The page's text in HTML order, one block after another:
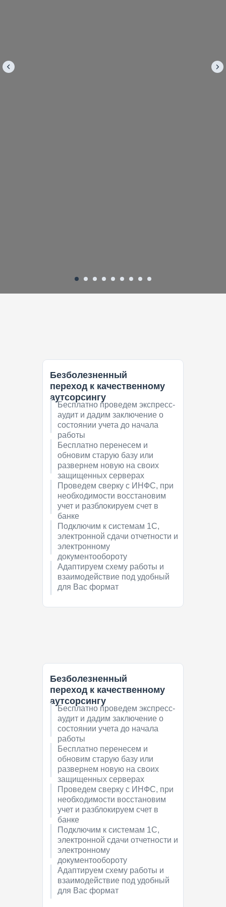
Бесплатно проведем экспресс-
аудит и дадим заключение о
состоянии учета до начала
работы
Безболезненный
переход к качественному
аутсорсингу
Бесплатно перенесем и
обновим старую базу или
развернем новую на своих
защищенных серверах
Проведем сверку с ИНФС, при
необходимости восстановим
учет и разблокируем счет в
банке
Подключим к системам 1С,
электронной сдачи отчетности и
электронному
документообороту
Адаптируем схему работы и
взаимодействие под удобный
для Вас формат
Бесплатно проведем экспресс-
аудит и дадим заключение о
состоянии учета до начала
работы
Безболезненный
переход к качественному
аутсорсингу
Бесплатно перенесем и
обновим старую базу или
развернем новую на своих
защищенных серверах
Проведем сверку с ИНФС, при
необходимости восстановим
учет и разблокируем счет в
банке
Подключим к системам 1С,
электронной сдачи отчетности и
электронному
документообороту
Адаптируем схему работы и
взаимодействие под удобный
для Вас формат